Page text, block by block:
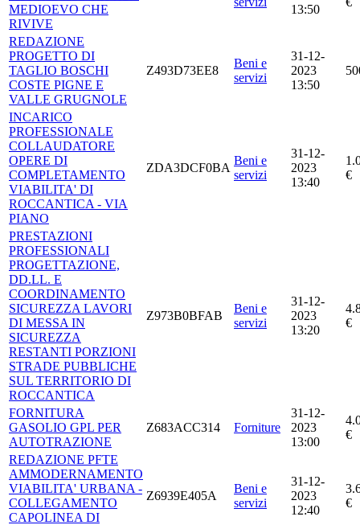
MEDIOEVO CHE
RIVIVE
13:50
REDAZIONE
PROGETTO DI
TAGLIO BOSCHI
COSTE PIGNE E
VALLE GRUGNOLE
Z493D73EE8
Beni e
servizi
31-12-
2023
13:50
INCARICO
PROFESSIONALE
COLLAUDATORE
OPERE DI
COMPLETAMENTO
VIABILITA' DI
ROCCANTICA - VIA
PIANO
ZDA3DCF0BA
Beni e
servizi
31-12-
2023
13:40
€
PRESTAZIONI
PROFESSIONALI
PROGETTAZIONE,
DD.LL. E
COORDINAMENTO
SICUREZZA LAVORI
DI MESSA IN
SICUREZZA
RESTANTI PORZIONI
STRADE PUBBLICHE
SUL TERRITORIO DI
ROCCANTICA
Z973B0BFAB
Beni e
servizi
31-12-
2023
13:20
€
FORNITURA
GASOLIO GPL PER
AUTOTRAZIONE
Z683ACC314 Forniture
31-12-
2023
13:00
€
REDAZIONE PFTE
AMMODERNAMENTO
VIABILITA' URBANA -
COLLEGAMENTO
CAPOLINEA DI
Z6939E405A
Beni e
servizi
31-12-
2023
12:40
€